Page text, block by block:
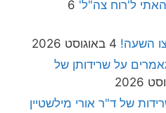
האתי ל'רוח צה"ל' 6
השעה! 4 באוגוסט 2026
על שרידותן של
של ד"ר אורי מילשטיין